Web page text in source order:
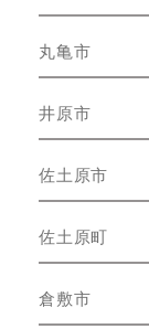
丸亀市
井原市
佐土原市
佐土原町
倉敷市